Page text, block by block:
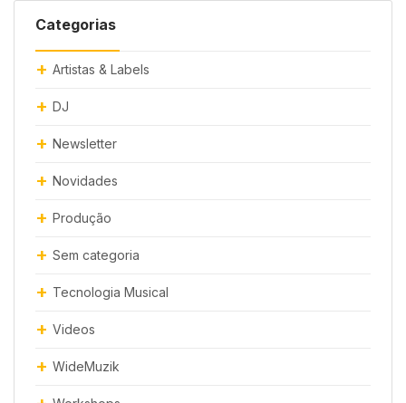
Categorias
Artistas & Labels
DJ
Newsletter
Novidades
Produção
Sem categoria
Tecnologia Musical
Videos
WideMuzik